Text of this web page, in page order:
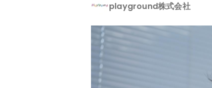
playground株式会社